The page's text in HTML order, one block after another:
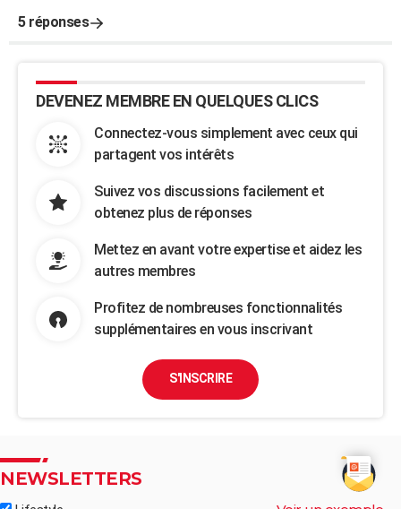
5 réponses
DEVENEZ MEMBRE EN QUELQUES CLICS
Connectez-vous simplement avec ceux qui
partagent vos intérêts
Suivez vos discussions facilement et
obtenez plus de réponses
Mettez en avant votre expertise et aidez les
autres membres
Profitez de nombreuses fonctionnalités
supplémentaires en vous inscrivant
S'INSCRIRE
NEWSLETTERS